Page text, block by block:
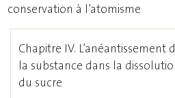
conservation à l’atomisme
Chapitre IV. L’anéantissement
la substance dans la
du sucre